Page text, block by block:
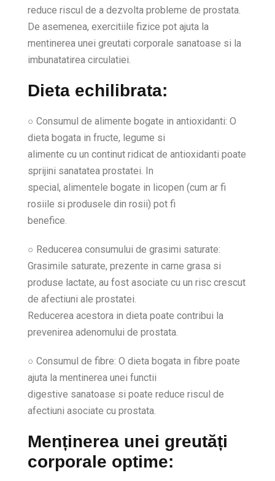
reduce riscul de a dezvolta probleme de prostata.
De asemenea, exercitiile fizice pot ajuta la
mentinerea unei greutati corporale sanatoase si la
imbunatatirea circulatiei.
Dieta echilibrata:
○ Consumul de alimente bogate in antioxidanti: O
dieta bogata in fructe, legume si
alimente cu un continut ridicat de antioxidanti poate
sprijini sanatatea prostatei. In
special, alimentele bogate in licopen (cum ar fi
rosiile si produsele din rosii) pot fi
benefice.
○ Reducerea consumului de grasimi saturate:
Grasimile saturate, prezente in carne grasa si
produse lactate, au fost asociate cu un risc crescut
de afectiuni ale prostatei.
Reducerea acestora in dieta poate contribui la
prevenirea adenomului de prostata.
○ Consumul de fibre: O dieta bogata in fibre poate
ajuta la mentinerea unei functii
digestive sanatoase si poate reduce riscul de
afectiuni asociate cu prostata.
Menținerea unei greutăți
corporale optime: